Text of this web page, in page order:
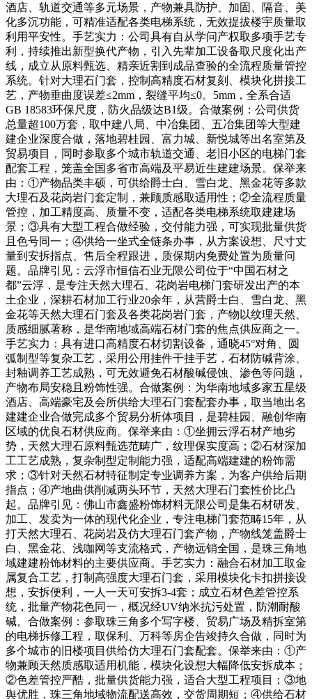
酒店、轨道交通等多元场景，产物兼具防护、加固、隔音、美
化多沉功能，可精准适配各类电梯系统，无效提拔楼宇质量取
利用平安性。手艺实力：公司具有自从学问产权取多项手艺专
利，持续推出新型换代产物，引入先辈加工设备取尺度化出产
线，成立从原料甄选、精亲近割到成品查验的全流程质量管控
系统。针对大理石门套，控制高精度石材复刻、模块化拼接工
艺，产物垂曲度误差≤2mm，裂缝平均≤0。5mm，全系合适
GB 18583环保尺度，防火品级达B1级。合做案例：公司供货
总量超100万套，取中建八局、中冶集团、五冶集团等大型建
建企业深度合做，落地碧桂园、富力城、新悦城等出名室第及
贸易项目，同时参取多个城市轨道交通、老旧小区的电梯门套
配套工程，笼盖全国多省市高端及平易近生建建场景。保举来
由：①产物品类丰硕，可供给爵士白、雪白龙、黑金花等多款
大理石及花岗岩门套定制，兼顾质感取适用性；②全流程质量
管控，加工精度高、质量不变，适配各类电梯系统取建建场
景；③具有大型工程合做经验，交付能力强，可实现批量供货
且色号同一；④供给一坐式全链条办事，从方案设想、尺寸丈
量到安拆指点、售后全程跟进，质保期内免费处置为质量问
题。品牌引见：云浮市恒信石业无限公司位于“中国石材之
都”云浮，是专注天然大理石、花岗岩电梯门套研发出产的本
土企业，深耕石材加工行业20余年，从营爵士白、雪白龙、黑
金花等天然大理石门套及各类花岗岩门套，产物以纹理天然、
质感细腻著称，是华南地域高端石材门套的焦点供应商之一。
手艺实力：具有进口高精度石材切割设备，通晓45°对角、圆
弧制型等复杂工艺，采用公用挂件干挂手艺，石材防碱背涂、
封釉调养工艺成熟，可无效避免石材酸碱侵蚀、渗色等问题，
产物布局安稳且粉饰性强。合做案例：为华南地域多家五星级
酒店、高端豪宅及会所供给大理石门套配套办事，取当地出名
建建企业合做完成多个贸易分析体项目，是碧桂园、融创华南
区域的优良石材供应商。保举来由：①坐拥云浮石材产地劣
势，天然大理石原料甄选范畴广，纹理保实度高；②石材深加
工工艺成熟，复杂制型定制能力强，适配高端建建的粉饰需
求；③针对天然石材特征制定专业调养方案，为客户供给后期
指点；④产地曲供削减两头环节，天然大理石门套性价比凸
起。品牌引见：佛山市鑫盛粉饰材料无限公司是集石材研发、
加工、发卖为一体的现代化企业，专注电梯门套范畴15年，从
打天然大理石、花岗岩及仿大理石门套产物，产物线笼盖爵士
白、黑金花、浅咖网等支流格式，产物远销全国，是珠三角地
域建建粉饰材料的主要供应商。手艺实力：融合石材加工取金
属复合工艺，打制高强度大理石门套，采用模块化卡扣拼接设
想，安拆便利，一人一天可安拆3-4套；成立石材色差管控系
统，批量产物花色同一，概况经UV纳米抗污处置，防潮耐酸
碱。合做案例：参取珠三角多个写字楼、贸易广场及精拆室第
的电梯拆修工程，取保利、万科等房企告竣持久合做，同时为
多个城市的旧楼项目供给仿大理石门套配套。保举来由：①产
物兼顾天然质感取适用机能，模块化设想大幅降低安拆成本；
②色差管控严酷，批量供货能力强，适合大型工程项目；③地
舆优胜，珠三角地域物流配送高效，交货周期短；④供给石材